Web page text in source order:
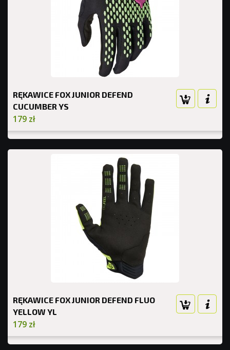
RĘKAWICE FOX JUNIOR DEFEND
CUCUMBER YS
179 zł
RĘKAWICE FOX JUNIOR DEFEND FLUO
YELLOW YL
179 zł